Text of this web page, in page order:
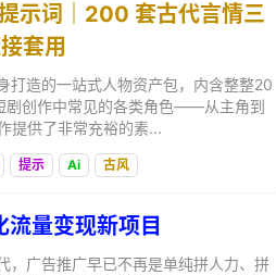
示词｜200 套古代言情三
套用
打造的一站式人物资产包，内含整整20
剧创作中常见的各类角色——从主角到
提供了非常充裕的素...
提示 Ai 古风
量变现新项目
，广告推广早已不再是单纯拼人力、拼